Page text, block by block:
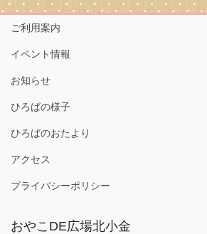
ご利用案内
イベント情報
お知らせ
ひろばの様子
ひろばのおたより
アクセス
プライバシーポリシー
おやこDE広場北小金